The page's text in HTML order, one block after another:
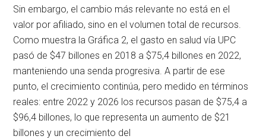
Sin embargo, el cambio más relevante no está en el
valor por afiliado, sino en el volumen total de recursos.
Como muestra la Gráfica 2, el gasto en salud vía UPC
pasó de $47 billones en 2018 a $75,4 billones en 2022,
manteniendo una senda progresiva. A partir de ese
punto, el crecimiento continúa, pero medido en términos
reales: entre 2022 y 2026 los recursos pasan de $75,4 a
$96,4 billones, lo que representa un aumento de $21
billones y un crecimiento del